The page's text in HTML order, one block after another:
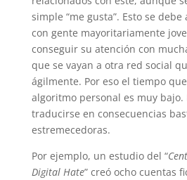
simple “me gusta”. Esto se
con gente mayoritariamente
conseguir su atención con
que se vayan a otra red social
ágilmente. Por eso el tiempo
algoritmo personal es muy bajo.
traducirse en consecuencias
estremecedoras.
Por ejemplo, un estudio del “
Digital Hate” creó ocho cuentas